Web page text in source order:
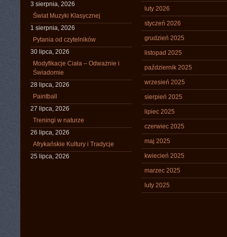
3 sierpnia, 2026
Świat Muzyki Klasycznej
1 sierpnia, 2026
Pytania od czytelników
30 lipca, 2026
Modyfikacje Ciała – Odważnie i
Świadomie
28 lipca, 2026
Paintball
27 lipca, 2026
Treningi w naturze
26 lipca, 2026
Afrykańskie Kultury i Tradycje
25 lipca, 2026
luty 2026
styczeń 2026
grudzień 2025
listopad 2025
październik 2025
wrzesień 2025
sierpień 2025
lipiec 2025
czerwiec 2025
maj 2025
kwiecień 2025
marzec 2025
luty 2025